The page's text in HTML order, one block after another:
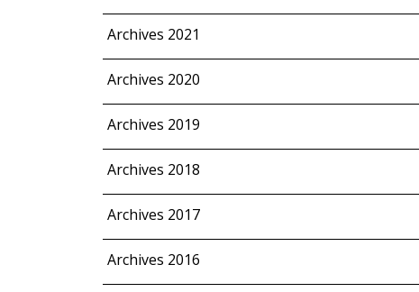
Archives 2021
Archives 2020
Archives 2019
Archives 2018
Archives 2017
Archives 2016